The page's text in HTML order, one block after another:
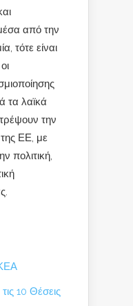
από την
τότε είναι
τα λαϊκά
την
ΕΕ, με
πολιτική,
10 Θέσεις